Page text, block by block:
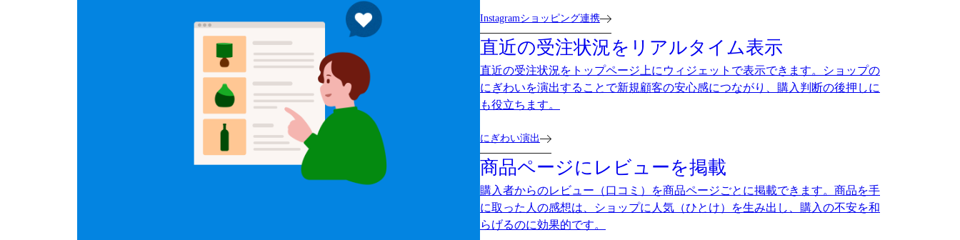
Instagramショッピング連携
直近の受注状況をリアルタイム表示
直近の受注状況をトップページ上にウィジェットで表示できます。ショップの
にぎわいを演出することで新規顧客の安心感につながり、購入判断の後押しに
も役立ちます。
にぎわい演出
商品ページにレビューを掲載
購入者からのレビュー（口コミ）を商品ページごとに掲載できます。商品を手
に取った人の感想は、ショップに人気（ひとけ）を生み出し、購入の不安を和
らげるのに効果的です。